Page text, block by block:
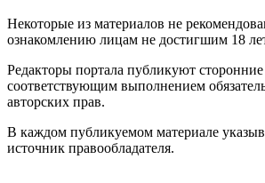
Некоторые из материалов не
ознакомлению лицам не достигшим 18
Редакторы портала публикуют
соответствующим выполнением
авторских прав.
В каждом публикуемом материале
источник правообладателя.